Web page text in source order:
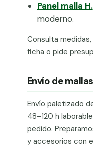
Panel malla H.
moderno.
Consulta
ficha o pide
Envío de
Envío paletizado
48–120 h
pedido.
y accesorios con